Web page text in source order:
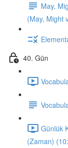
May,
(May, Might
40. Gün
Günlük
(Zaman)